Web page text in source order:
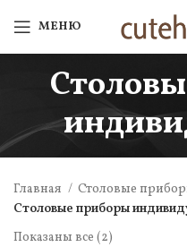
МЕНЮ
Главная
Столовые
Столовые приборы
Показаны все (2)